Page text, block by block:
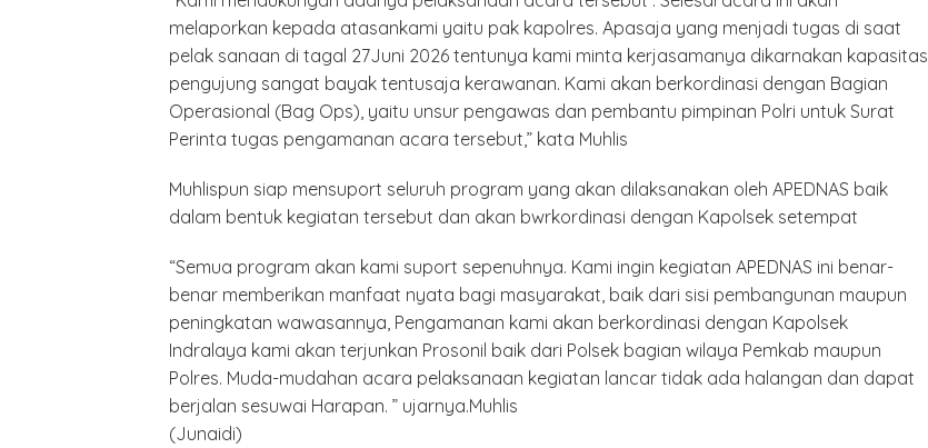
melaporkan kepada atasankami yaitu pak kapolres. Apasaja yang menjadi tugas di saat
pelak sanaan di tagal 27Juni 2026 tentunya kami minta kerjasamanya dikarnakan kapasitas
pengujung sangat bayak tentusaja kerawanan. Kami akan berkordinasi dengan Bagian
Operasional (Bag Ops), yaitu unsur pengawas dan pembantu pimpinan Polri untuk Surat
Perinta tugas pengamanan acara tersebut,” kata Muhlis
Muhlispun siap mensuport seluruh program yang akan dilaksanakan oleh APEDNAS baik
dalam bentuk kegiatan tersebut dan akan bwrkordinasi dengan Kapolsek setempat
“Semua program akan kami suport sepenuhnya. Kami ingin kegiatan APEDNAS ini benar-
benar memberikan manfaat nyata bagi masyarakat, baik dari sisi pembangunan maupun
peningkatan wawasannya, Pengamanan kami akan berkordinasi dengan Kapolsek
Indralaya kami akan terjunkan Prosonil baik dari Polsek bagian wilaya Pemkab maupun
Polres. Muda-mudahan acara pelaksanaan kegiatan lancar tidak ada halangan dan dapat
berjalan sesuwai Harapan. ” ujarnya.Muhlis
(Junaidi)